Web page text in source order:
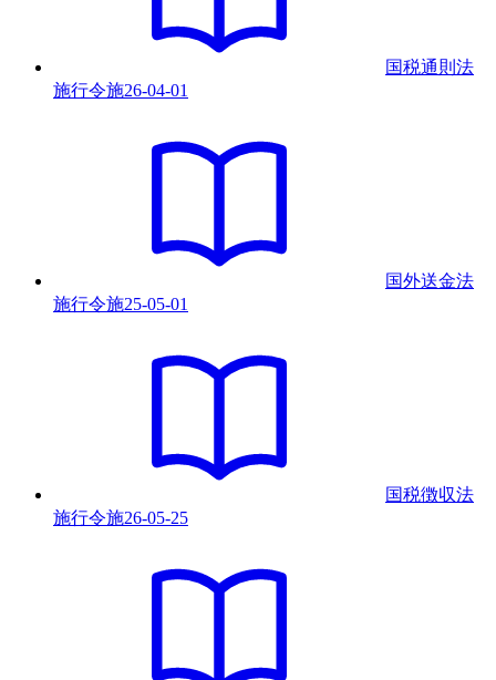
国税通則法
施行令施26-04-01
国外送金法
施行令施25-05-01
国税徴収法
施行令施26-05-25